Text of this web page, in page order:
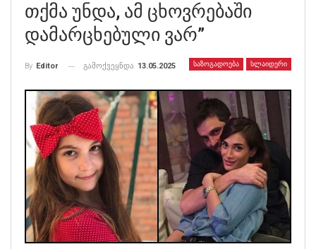
Თქმა Უნდა, Ამ Ცხოვრებაში
Დამარცხებული Ვარ”
ᲡᲐᲖᲝᲒᲐᲓᲝᲔᲑᲐ ᲡᲚᲐᲘᲓᲔᲠᲘ
By Editor გამოქვეყნდა 13.05.2025